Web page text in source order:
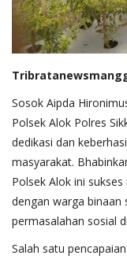
Sosok Aipda
Polsek Alok Polres
dedikasi dan
masyarakat.
Polsek Alok ini
dengan warga
permasalahan sosial
Salah satu